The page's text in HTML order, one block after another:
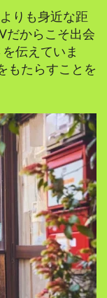
りも身近な距
だからこそ出会
伝えていま
もたらすことを